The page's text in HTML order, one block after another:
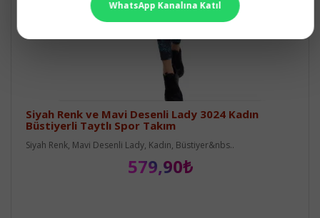
Siyah Renk ve Mavi Desenli Lady 3024 Kadın
Büstiyerli Taytlı Spor Takım
Siyah Renk, Mavi Desenli Lady, Kadın, Büstiyer&nbs..
579,90₺
WhatsApp Kanalına Katıl